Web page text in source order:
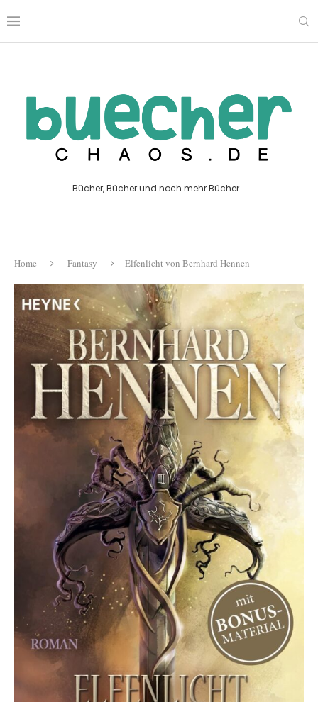
Bücher, Bücher und noch mehr Bücher...
Home Fantasy Elfenlicht von Bernhard Hennen